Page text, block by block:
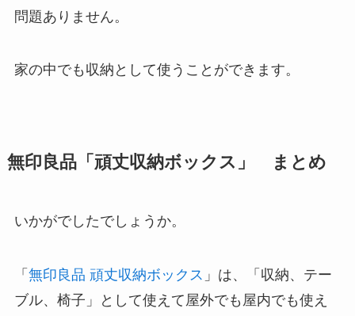
問題ありません。
家の中でも収納として使うことができます。
無印良品「頑丈収納ボックス」 まとめ
いかがでしたでしょうか。
「 無印良品 頑丈収納ボックス 」は、「収納、テー
ブル、椅子」として使えて屋外でも屋内でも使え